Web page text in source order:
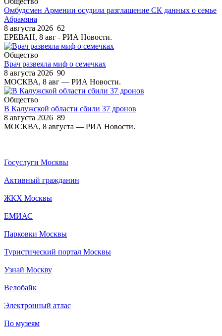
Омбудсмен Армении осудила разглашение СК данных о семье
Абрамяна
8 августа 2026 62
ЕРЕВАН, 8 авг - РИА Новости.
Общество
Врач развеяла миф о семечках
8 августа 2026 90
МОСКВА, 8 авг — РИА Новости.
Общество
В Калужской области сбили 37 дронов
8 августа 2026 89
МОСКВА, 8 августа — РИА Новости.
Госуслуги Москвы
Активный гражданин
ЖКХ Москвы
ЕМИАС
Парковки Москвы
Туристический портал Москвы
Узнай Москву
Велобайк
Электронный атлас
По музеям